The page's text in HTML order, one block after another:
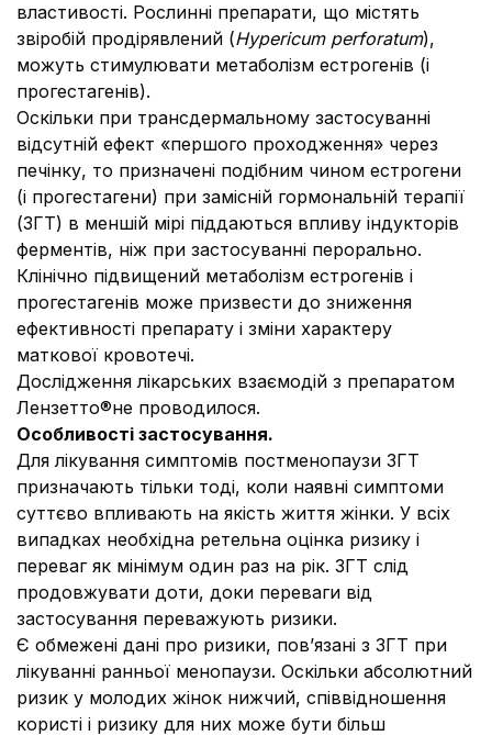
властивості. Рослинні препарати, що містять
звіробій продірявлений (Hypericum perforatum),
можуть стимулювати метаболізм естрогенів (і
прогестагенів).
Оскільки при трансдермальному застосуванні
відсутній ефект «першого проходження» через
печінку, то призначені подібним чином естрогени
(і прогестагени) при замісній гормональній терапії
(ЗГТ) в меншій мірі піддаються впливу індукторів
ферментів, ніж при застосуванні перорально.
Клінічно підвищений метаболізм естрогенів і
прогестагенів може призвести до зниження
ефективності препарату і зміни характеру
маткової кровотечі.
Дослідження лікарських взаємодій з препаратом
Лензетто®не проводилося.
Особливості застосування.
Для лікування симптомів постменопаузи ЗГТ
призначають тільки тоді, коли наявні симптоми
суттєво впливають на якість життя жінки. У всіх
випадках необхідна ретельна оцінка ризику і
переваг як мінімум один раз на рік. ЗГТ слід
продовжувати доти, доки переваги від
застосування переважують ризики.
Є обмежені дані про ризики, пов’язані з ЗГТ при
лікуванні ранньої менопаузи. Оскільки абсолютний
ризик у молодих жінок нижчий, співвідношення
користі і ризику для них може бути більш